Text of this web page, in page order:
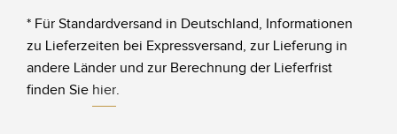
* Für Standardversand in Deutschland, Informationen
zu Lieferzeiten bei Expressversand, zur Lieferung in
andere Länder und zur Berechnung der Lieferfrist
finden Sie hier.